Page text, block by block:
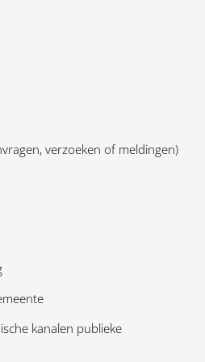
verzoeken of meldingen)
kanalen publieke